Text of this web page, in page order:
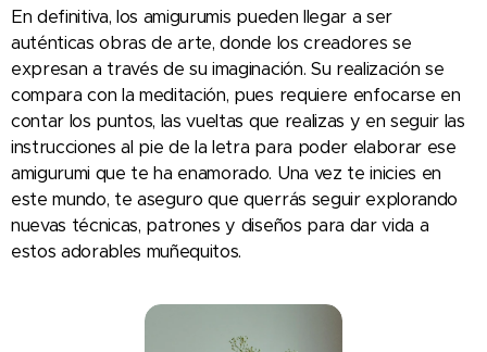
En definitiva, los amigurumis pueden llegar a ser
auténticas obras de arte, donde los creadores se
expresan a través de su imaginación. Su realización se
compara con la meditación, pues requiere enfocarse en
contar los puntos, las vueltas que realizas y en seguir las
instrucciones al pie de la letra para poder elaborar ese
amigurumi que te ha enamorado. Una vez te inicies en
este mundo, te aseguro que querrás seguir explorando
nuevas técnicas, patrones y diseños para dar vida a
estos adorables muñequitos.